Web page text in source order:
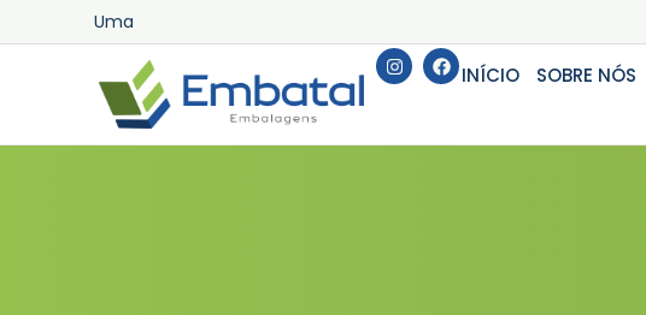
Uma
INÍCIO SOBRE NÓS